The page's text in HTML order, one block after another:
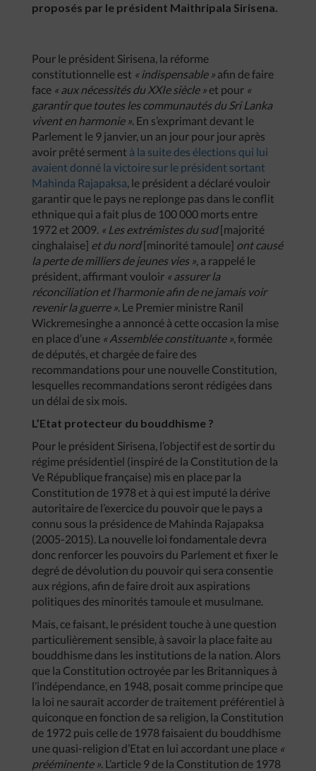
proposés par le président Maithripala Sirisena.
Pour le président Sirisena, la réforme
constitutionnelle est « indispensable » afin de faire
face « aux nécessités du XXIe siècle » et pour «
garantir que toutes les communautés du Sri Lanka
vivent en harmonie ». En s’exprimant devant le
Parlement le 9 janvier, un an jour pour jour après
avoir prêté serment à la suite des élections qui lui
avaient donné la victoire sur le président sortant
Mahinda Rajapaksa, le président a déclaré vouloir
garantir que le pays ne replonge pas dans le conflit
ethnique qui a fait plus de 100 000 morts entre
1972 et 2009. « Les extrémistes du sud[majorité
cinghalaise] et du nord[minorité tamoule] ont causé
la perte de milliers de jeunes vies », a rappelé le
président, affirmant vouloir « assurer la
réconciliation et l’harmonie afin de ne jamais voir
revenir la guerre ». Le Premier ministre Ranil
Wickremesinghe a annoncé à cette occasion la mise
en place d’une « Assemblée constituante », formée
de députés, et chargée de faire des
recommandations pour une nouvelle Constitution,
lesquelles recommandations seront rédigées dans
un délai de six mois.
L’Etat protecteur du bouddhisme ?
Pour le président Sirisena, l’objectif est de sortir du
régime présidentiel (inspiré de la Constitution de la
Ve République française) mis en place par la
Constitution de 1978 et à qui est imputé la dérive
autoritaire de l’exercice du pouvoir que le pays a
connu sous la présidence de Mahinda Rajapaksa
(2005-2015). La nouvelle loi fondamentale devra
donc renforcer les pouvoirs du Parlement et fixer le
degré de dévolution du pouvoir qui sera consentie
aux régions, afin de faire droit aux aspirations
politiques des minorités tamoule et musulmane.
Mais, ce faisant, le président touche à une question
particulièrement sensible, à savoir la place faite au
bouddhisme dans les institutions de la nation. Alors
que la Constitution octroyée par les Britanniques à
l’indépendance, en 1948, posait comme principe que
la loi ne saurait accorder de traitement préférentiel à
quiconque en fonction de sa religion, la Constitution
de 1972 puis celle de 1978 faisaient du bouddhisme
une quasi-religion d’Etat en lui accordant une place «
prééminente ». L’article 9 de la Constitution de 1978